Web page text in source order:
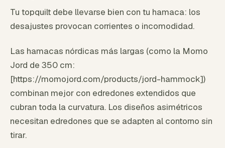
Tu topquilt debe llevarse bien con tu hamaca: los
desajustes provocan corrientes o incomodidad.
Las hamacas nórdicas más largas (como la Momo
Jord de 350 cm:
[https://momojord.com/products/jord-hammock])
combinan mejor con edredones extendidos que
cubran toda la curvatura. Los diseños asimétricos
necesitan edredones que se adapten al contorno sin
tirar.